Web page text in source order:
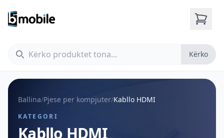
Kërko
Kërko
Ballina/Pjese per kompjuter/Kabllo HDMI
KATEGORI
Kabllo HDMI